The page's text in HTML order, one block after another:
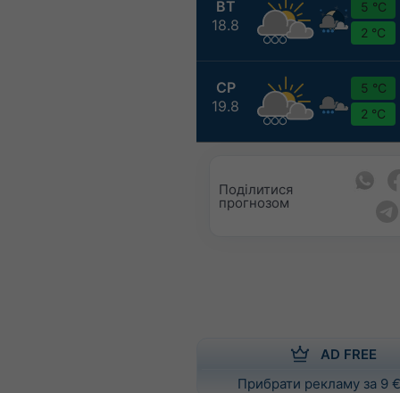
ВТ
18.8
5 °C
2 °C
СР
19.8
5 °C
2 °C
Поділитися
прогнозом
AD FREE
Прибрати рекламу за 9